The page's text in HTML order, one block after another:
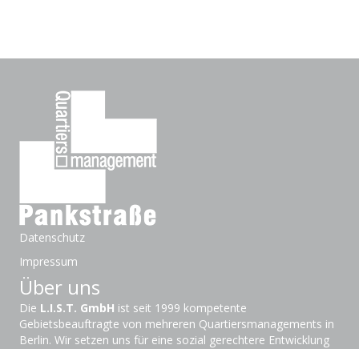
Datenschutz
Impressum
Über uns
Die L.I.S.T. GmbH ist seit 1999 kompetente
Gebietsbeauftragte von mehreren Quartiersmanagements in
Berlin. Wir setzen uns für eine sozial gerechtere Entwicklung